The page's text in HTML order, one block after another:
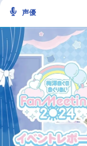
2.5次元
最新記事一覧
アニメ記事一覧
アニメ映画一覧
今期アニメ曜日別一覧
声優